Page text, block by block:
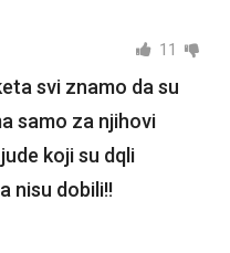
11
svi znamo da su
samo za njihovi
koji su dqli
nisu dobili!!